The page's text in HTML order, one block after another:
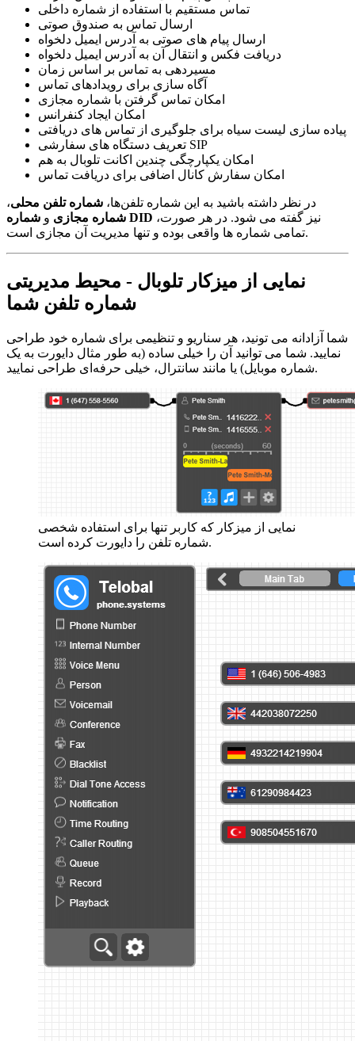
تماس مستقیم با استفاده از شماره داخلی
ارسال تماس به صندوق صوتی
ارسال پیام های صوتی به آدرس ایمیل دلخواه
دریافت فکس و انتقال آن به آدرس ایمیل دلخواه
مسیردهی به تماس بر اساس زمان
آگاه سازی برای رویدادهای تماس
امکان تماس گرفتن با شماره مجازی
امکان ایجاد کنفرانس
پیاده سازی لیست سیاه برای جلوگیری از تماس های دریافتی
تعریف دستگاه های سفارشی SIP
امکان یکپارچگی چندین اکانت تلوبال به هم
امکان سفارش کانال اضافی برای دریافت تماس
در نظر داشته باشید به این شماره تلفن‌ها، شماره تلفن محلی،
شماره مجازی و شماره DID
تمامی شماره ها واقعی بوده و تنها مدیریت آن مجازی است.
نمایی از میزکار تلوبال - محیط مدیریتی
شماره تلفن شما
شما آزادانه می تونید، هر سناریو و تنظیمی برای شماره خود طراحی
نمایید. شما می توانید آن را خیلی ساده (به طور مثال دایورت به یک
شماره موبایل) یا مانند سانترال، خیلی حرفه‌ای طراحی نمایید.
نمایی از میزکار که کاربر تنها برای استفاده شخصی
شماره تلفن را دایورت کرده است.